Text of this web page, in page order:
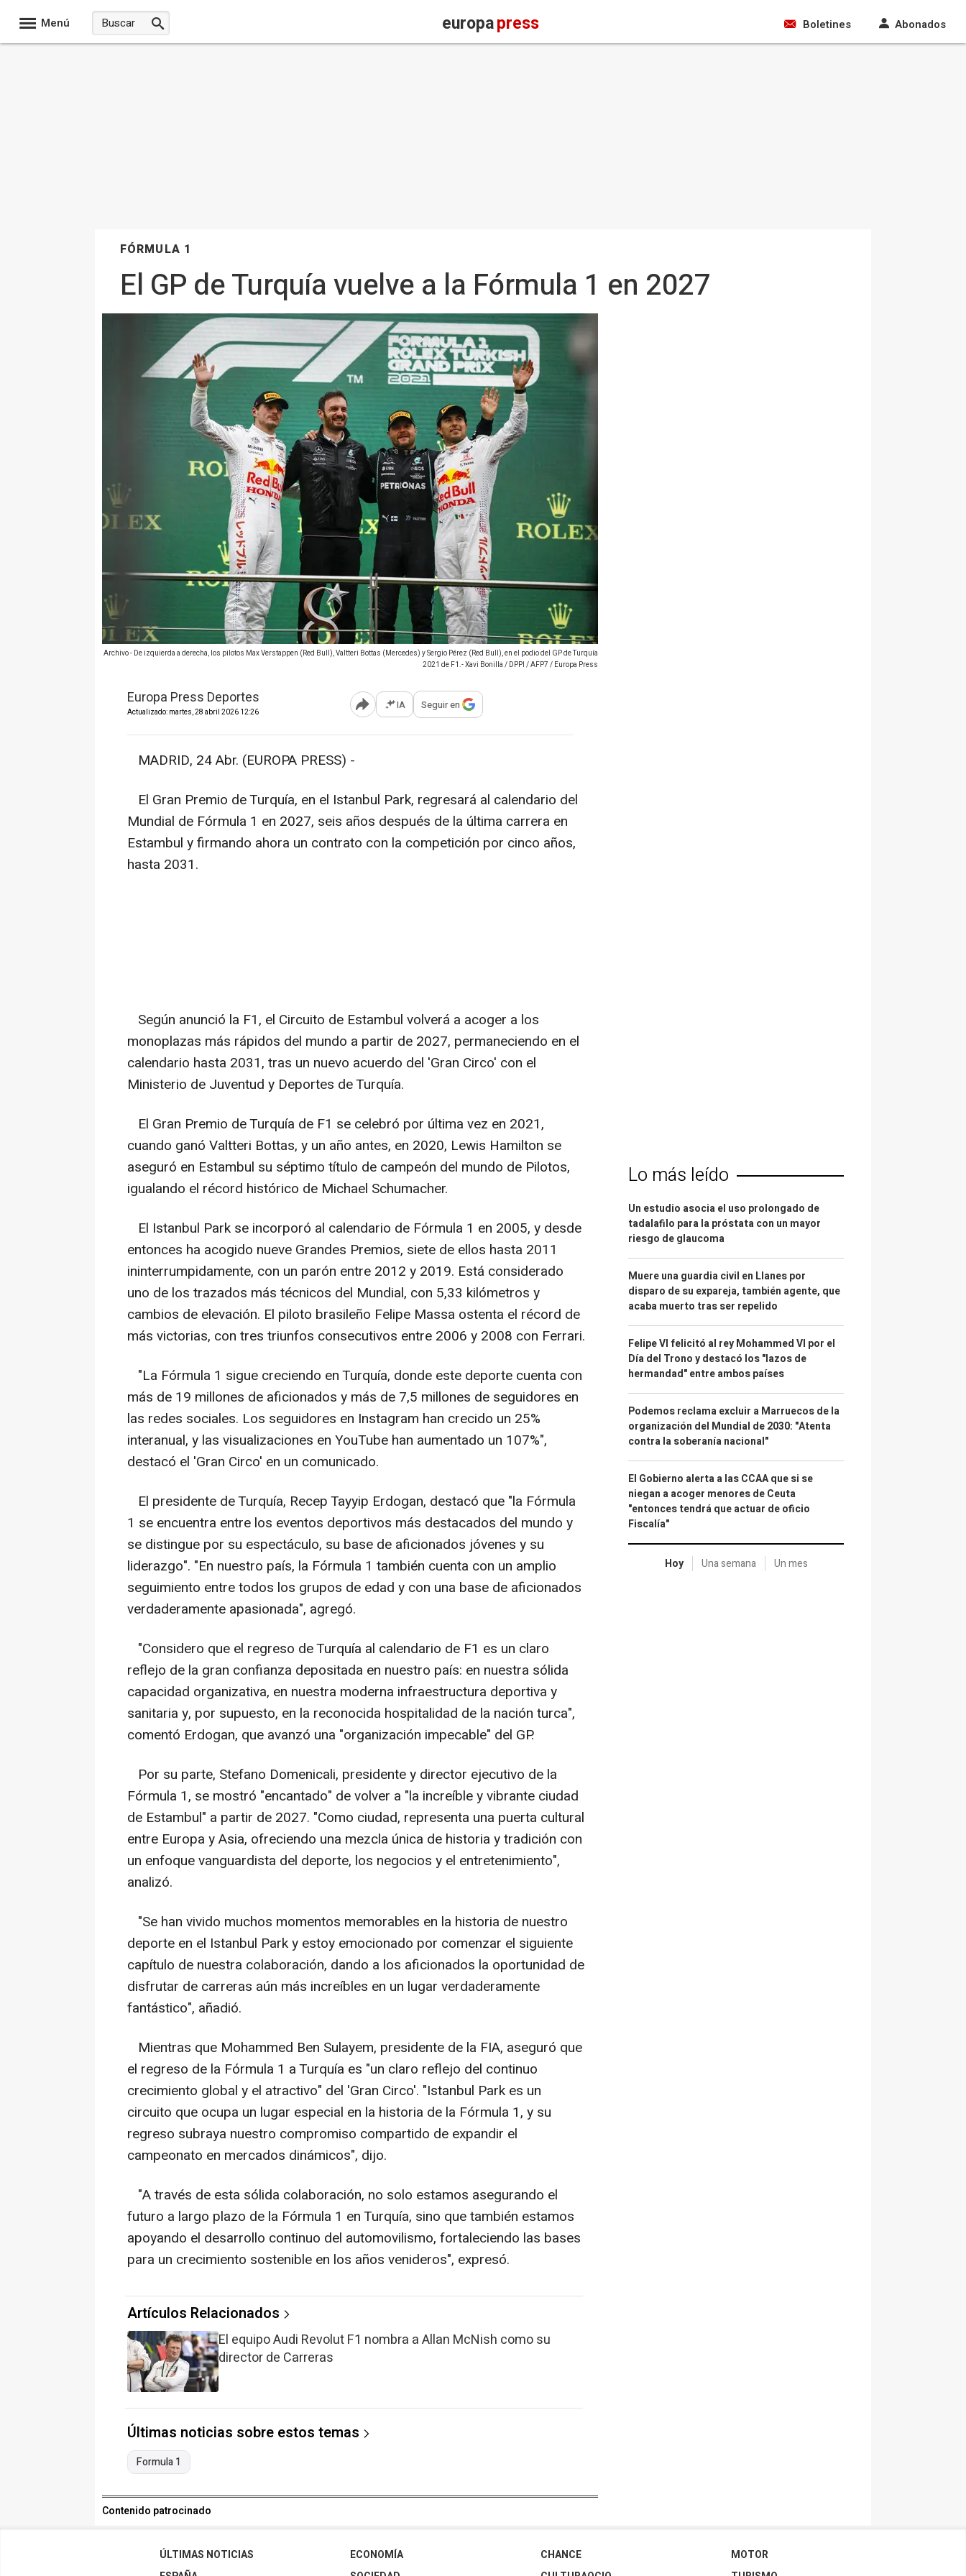
Menú europapress Boletines Abonados
FÓRMULA 1
El GP de Turquía vuelve a la Fórmula 1 en 2027
Archivo - De izquierda a derecha, los pilotos Max Verstappen (Red Bull), Valtteri Bottas (Mercedes) y Sergio Pérez (Red Bull), en el podio del GP de Turquía
2021 de F1.- Xavi Bonilla / DPPI / AFP7 / Europa Press
Europa Press Deportes
Actualizado: martes, 28 abril 2026 12:26 Abrir opciones para compartir
IA Seguir en
MADRID, 24 Abr. (EUROPA PRESS) -
El Gran Premio de Turquía, en el Istanbul Park, regresará al calendario del
Mundial de Fórmula 1 en 2027, seis años después de la última carrera en
Estambul y firmando ahora un contrato con la competición por cinco años,
hasta 2031.
Según anunció la F1, el Circuito de Estambul volverá a acoger a los
monoplazas más rápidos del mundo a partir de 2027, permaneciendo en el
calendario hasta 2031, tras un nuevo acuerdo del 'Gran Circo' con el
Ministerio de Juventud y Deportes de Turquía.
El Gran Premio de Turquía de F1 se celebró por última vez en 2021,
cuando ganó Valtteri Bottas, y un año antes, en 2020, Lewis Hamilton se
aseguró en Estambul su séptimo título de campeón del mundo de Pilotos,
igualando el récord histórico de Michael Schumacher.
El Istanbul Park se incorporó al calendario de Fórmula 1 en 2005, y desde
entonces ha acogido nueve Grandes Premios, siete de ellos hasta 2011
ininterrumpidamente, con un parón entre 2012 y 2019. Está considerado
uno de los trazados más técnicos del Mundial, con 5,33 kilómetros y
cambios de elevación. El piloto brasileño Felipe Massa ostenta el récord de
más victorias, con tres triunfos consecutivos entre 2006 y 2008 con Ferrari.
"La Fórmula 1 sigue creciendo en Turquía, donde este deporte cuenta con
más de 19 millones de aficionados y más de 7,5 millones de seguidores en
las redes sociales. Los seguidores en Instagram han crecido un 25%
interanual, y las visualizaciones en YouTube han aumentado un 107%",
destacó el 'Gran Circo' en un comunicado.
El presidente de Turquía, Recep Tayyip Erdogan, destacó que "la Fórmula
1 se encuentra entre los eventos deportivos más destacados del mundo y
se distingue por su espectáculo, su base de aficionados jóvenes y su
liderazgo". "En nuestro país, la Fórmula 1 también cuenta con un amplio
seguimiento entre todos los grupos de edad y con una base de aficionados
verdaderamente apasionada", agregó.
"Considero que el regreso de Turquía al calendario de F1 es un claro
reflejo de la gran confianza depositada en nuestro país: en nuestra sólida
capacidad organizativa, en nuestra moderna infraestructura deportiva y
sanitaria y, por supuesto, en la reconocida hospitalidad de la nación turca",
comentó Erdogan, que avanzó una "organización impecable" del GP.
Por su parte, Stefano Domenicali, presidente y director ejecutivo de la
Fórmula 1, se mostró "encantado" de volver a "la increíble y vibrante ciudad
de Estambul" a partir de 2027. "Como ciudad, representa una puerta cultural
entre Europa y Asia, ofreciendo una mezcla única de historia y tradición con
un enfoque vanguardista del deporte, los negocios y el entretenimiento",
analizó.
"Se han vivido muchos momentos memorables en la historia de nuestro
deporte en el Istanbul Park y estoy emocionado por comenzar el siguiente
capítulo de nuestra colaboración, dando a los aficionados la oportunidad de
disfrutar de carreras aún más increíbles en un lugar verdaderamente
fantástico", añadió.
Mientras que Mohammed Ben Sulayem, presidente de la FIA, aseguró que
el regreso de la Fórmula 1 a Turquía es "un claro reflejo del continuo
crecimiento global y el atractivo" del 'Gran Circo'. "Istanbul Park es un
circuito que ocupa un lugar especial en la historia de la Fórmula 1, y su
regreso subraya nuestro compromiso compartido de expandir el
campeonato en mercados dinámicos", dijo.
"A través de esta sólida colaboración, no solo estamos asegurando el
futuro a largo plazo de la Fórmula 1 en Turquía, sino que también estamos
apoyando el desarrollo continuo del automovilismo, fortaleciendo las bases
para un crecimiento sostenible en los años venideros", expresó.
Artículos Relacionados
El equipo Audi Revolut F1 nombra a Allan McNish como su
director de Carreras
Últimas noticias sobre estos temas
Formula 1
Contenido patrocinado
Lo más leído
Un estudio asocia el uso prolongado de
tadalafilo para la próstata con un mayor
riesgo de glaucoma
Muere una guardia civil en Llanes por
disparo de su expareja, también agente, que
acaba muerto tras ser repelido
Felipe VI felicitó al rey Mohammed VI por el
Día del Trono y destacó los "lazos de
hermandad" entre ambos países
Podemos reclama excluir a Marruecos de la
organización del Mundial de 2030: "Atenta
contra la soberanía nacional"
El Gobierno alerta a las CCAA que si se
niegan a acoger menores de Ceuta
"entonces tendrá que actuar de oficio
Fiscalía"
Hoy Una semana Un mes
ÚLTIMAS NOTICIAS
ECONOMÍA
CHANCE
MOTOR